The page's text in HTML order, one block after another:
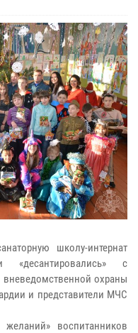
школу-интернат
«десантировались» с
охраны
и представители МЧС
воспитанников